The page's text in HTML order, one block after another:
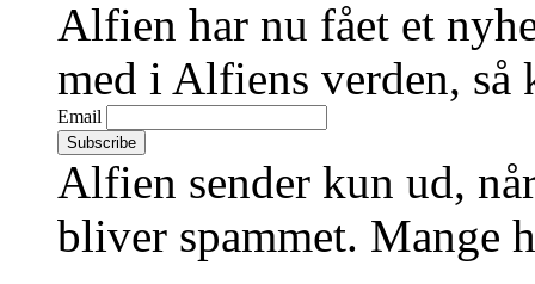
Alfien har nu fået et
med i Alfiens verden,
Email
Alfien sender kun ud,
bliver spammet. Mange